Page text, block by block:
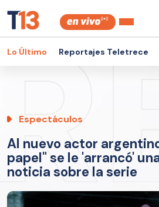
Lo Último Reportajes Teletrece
Espectáculos
Al nuevo actor
papel" se le 'arrancó'
noticia sobre la serie